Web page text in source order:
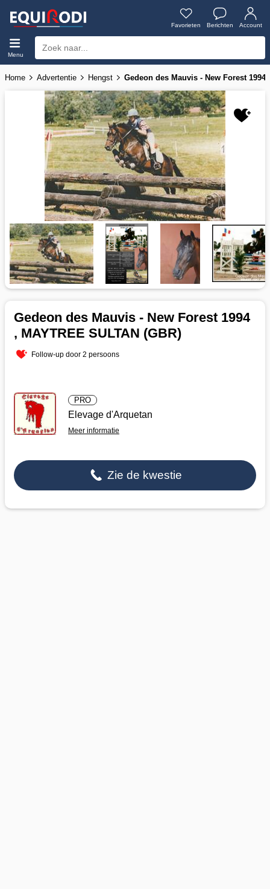
Favorieten Berichten Account
Menu
Home Advertentie Hengst Gedeon des Mauvis - New Forest 1994
Gedeon des Mauvis - New Forest 1994
, MAYTREE SULTAN (GBR)
Follow-up door 2 persoons
PRO
Elevage d'Arquetan
Meer informatie
Zie de kwestie